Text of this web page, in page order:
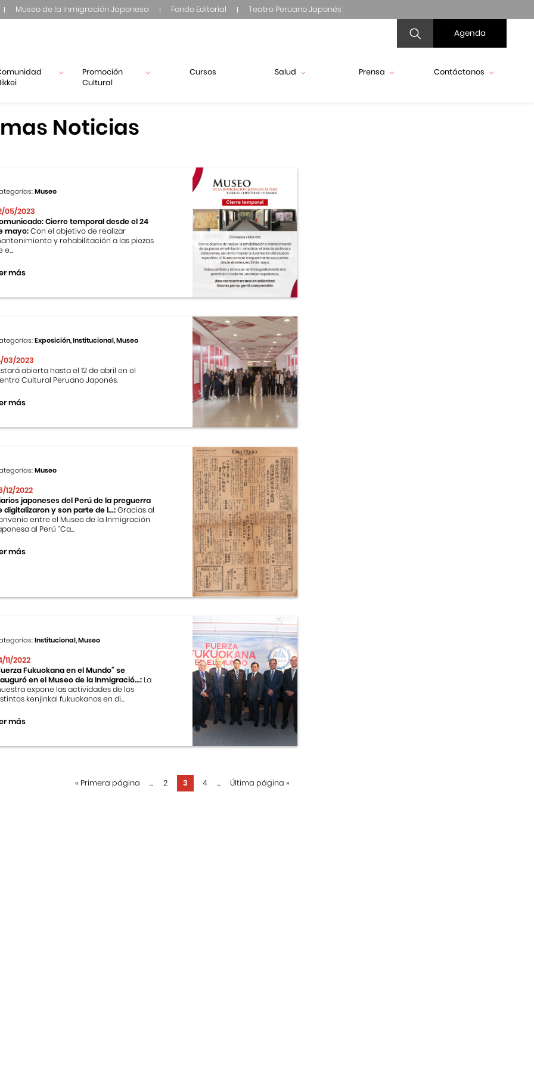
Museo de la Inmigración Japonesa Fondo Editorial Teatro Peruano Japonés
Agenda
Promoción
Cultural
Cursos Salud Prensa Contáctanos
Noticias
Museo
05/2023
Cierre temporal desde el 24
mayo:Con el objetivo de realizar
y rehabilitación a las piezas
e...
más
Exposición, Institucional, Museo
03/2023
abierta hasta el 12 de abril en el
Cultural Peruano Japonés.
más
Museo
12/2022
japoneses del Perú de la preguerra
digitalizaron y son parte de l...:Gracias al
entre el Museo de la Inmigración
al Perú “Ca...
más
Institucional, Museo
11/2022
Fukuokana en el Mundo” se
en el Museo de la Inmigració...: La
expone las actividades de los
kenjinkai fukuokanos en di...
más
« Primera página ... 2 3 4 ... Última página »